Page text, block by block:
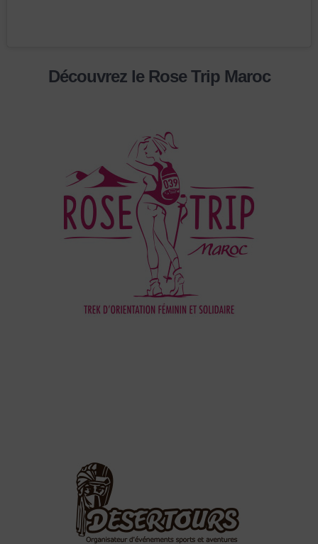
Découvrez le Rose Trip Maroc